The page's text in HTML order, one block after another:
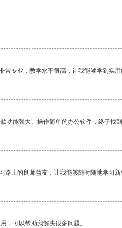
常专业，教学水平很高，让我能够学到实用
功能强大、操作简单的办公软件，终于找
路上的良师益友，让我能够随时随地学习新
，可以帮助我解决很多问题。